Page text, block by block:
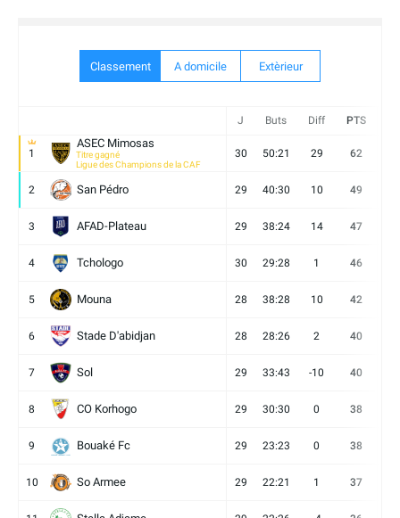
Classement A domicile Extèrieur
J Buts Diff PTS
1
ASEC Mimosas
Titre gagné
Ligue des Champions de la CAF
30 50:21 29 62
2 San Pédro 29 40:30 10 49
3 AFAD-Plateau 29 38:24 14 47
4 Tchologo 30 29:28 1 46
5 Mouna 28 38:28 10 42
6 Stade D'abidjan 28 28:26 2 40
7 Sol 29 33:43 -10 40
8 CO Korhogo 29 30:30 0 38
9 Bouaké Fc 29 23:23 0 38
10 So Armee 29 22:21 1 37